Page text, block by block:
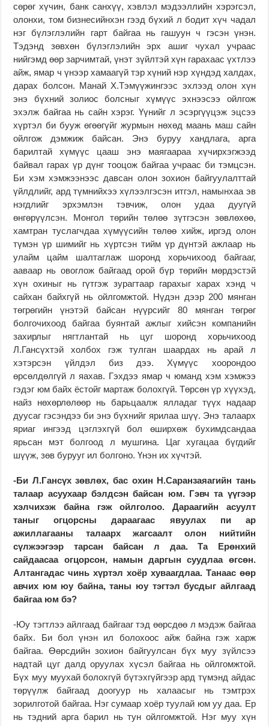
сөрөг хүчин, банк санхүү, хэвлэл мэдээллийн хэрэгсэл,
олонхи, том бизнесийнхэн гээд бүхий л бодит хүч чадал
нэг бүлэглэлийн гарт байгаа нь гашуун ч гэсэн үнэн.
Тэдэнд зөвхөн бүлэглэлийн эрх ашиг чухал учраас
нийгэмд өөр зарчимтай, үнэт зүйлтэй хүн гарахаас үхтлээ
айж, ямар ч үнээр хамаагүй тэр хүний нэр хүндэд халдах,
дарах болсон. Манай Х.Тэмүүжингээс эхлээд олон хүн
энэ бүхний золиос болсныг хүмүүс эхнээсээ ойлгож
эхэлж байгаа нь сайн хэрэг. Үүнийг л эсэргүүцэж эцсээ
хүртэл би бууж өгөөгүйг журмын нөхөд маань маш сайн
ойлгож дэмжиж байсан. Энэ буруу хандлага, арга
барилтай хүмүүс цааш энэ маягаараа хүчирхэгжээд
байвал гарах үр дүнг тооцож байгаа учраас би тэмцсэн.
Би хэм хэмжээнээс давсан олон зохион байгуулалттай
үйлдлийг, ард түмнийхээ хүлээлгэсэн итгэл, намынхаа эв
нэгдлийг эрхэмлэн тэвчиж, олон удаа дуугүй
өнгөрүүлсэн. Монгол төрийн төлөө зүтгэсэн зөвлөхөө,
хамтран туслагчдаа хүмүүсийн төлөө хийж, иргэд олон
түмэн үр шимийг нь хүртсэн тийм үр дүнтэй ажлаар нь
улайм цайм шалтаглаж шоронд хорьчихоод байгааг,
ааваар нь овоглож байгаад орой бүр төрийн мөрдэстэй
хүн охиныг нь гүтгэж зурагтаар гарахыг харах хэнд ч
сайхан байхгүй нь ойлгомжтой. Нүдэн дээр 200 мянган
төгрөгийн үнэтэй байсан нүүрсийг 80 мянган төгрөг
болгочихоод байгаа буянтай ажлыг хийсэн компанийн
захирлыг нягтлантай нь цуг шоронд хорьчихоод
Л.Гансүхтэй холбох гэж тулган шаардах нь арай л
хэтэрсэн үйлдэл биз дээ. Хүмүүс хоорондоо
өрсөлдөлгүй л яахав. Гэхдээ ямар ч юманд хэм хэмжээ
гэдэг юм байх ёстойг мартаж болохгүй. Төрсөн үр хүүхэд,
найз нөхөрлөлөөр нь барьцаалж ялладаг түүх надаар
дуусаг гэсэндээ би энэ бүхнийг ярилаа шүү. Энэ талаарх
яриаг ингээд цэглэхгүй бол өширхөж бухимдсандаа
ярьсан мэт болгоод л мушгина. Цаг хугацаа бүгдийг
шүүж, зөв бурууг ил болгоно. Үнэн их хүчтэй.
-Би Л.Гансүх зөвлөх, бас охин Н.Саранзаяагийн тань
талаар асуухаар бэлдсэн байсан юм. Гэвч та үүгээр
хэлчихэж байна гэж ойлголоо. Дараагийн асуулт
таныг огцорсны дараагаас явуулах пи ар
ажиллагааны талаарх жагсаалт олон нийтийн
сүлжээгээр тарсан байсан л даа. Та Ерөнхий
сайдаасаа огцорсон, намын даргын суудлаа өгсөн.
Алтангадас чинь хүртэл хоёр хуваагдлаа. Танаас өөр
авчих юм юу байна, таны юу тэгтэл бусдыг айлгаад
байгаа юм бэ?
-Юу тэгтлээ айлгаад байгааг тэд өөрсдөө л мэдэж байгаа
байх. Би бол үнэн ил болохоос айж байна гэж харж
байгаа. Өөрсдийн зохион байгуулсан бүх муу зүйлсээ
надтай цуг далд оруулах хүсэл байгаа нь ойлгомжтой.
Бүх муу муухай болохгүй бүтэхгүйгээр ард түмэнд айдас
төрүүлж байгаад доогуур нь халаасыг нь тэмтрэх
зорилготой байгаа. Нэг сумаар хоёр туулай юм уу даа. Ер
нь тэдний арга барил нь тун ойлгомжтой. Нэг муу хүн